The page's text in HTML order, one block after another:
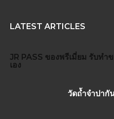
LATEST ARTICLES
JR PASS ของพรีเมี่ยม รับทำ
เอง
วัดถ้ำจำปากั